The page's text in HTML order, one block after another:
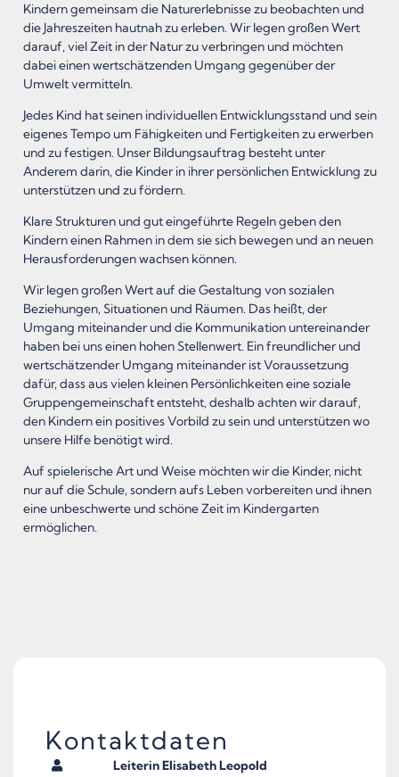
Kindern gemeinsam die Naturerlebnisse zu beobachten und
die Jahreszeiten hautnah zu erleben. Wir legen großen Wert
darauf, viel Zeit in der Natur zu verbringen und möchten
dabei einen wertschätzenden Umgang gegenüber der
Umwelt vermitteln.
Jedes Kind hat seinen individuellen Entwicklungsstand und sein
eigenes Tempo um Fähigkeiten und Fertigkeiten zu erwerben
und zu festigen. Unser Bildungsauftrag besteht unter
Anderem darin, die Kinder in ihrer persönlichen Entwicklung zu
unterstützen und zu fördern.
Klare Strukturen und gut eingeführte Regeln geben den
Kindern einen Rahmen in dem sie sich bewegen und an neuen
Herausforderungen wachsen können.
Wir legen großen Wert auf die Gestaltung von sozialen
Beziehungen, Situationen und Räumen. Das heißt, der
Umgang miteinander und die Kommunikation untereinander
haben bei uns einen hohen Stellenwert. Ein freundlicher und
wertschätzender Umgang miteinander ist Voraussetzung
dafür, dass aus vielen kleinen Persönlichkeiten eine soziale
Gruppengemeinschaft entsteht, deshalb achten wir darauf,
den Kindern ein positives Vorbild zu sein und unterstützen wo
unsere Hilfe benötigt wird.
Auf spielerische Art und Weise möchten wir die Kinder, nicht
nur auf die Schule, sondern aufs Leben vorbereiten und ihnen
eine unbeschwerte und schöne Zeit im Kindergarten
ermöglichen.
Kontaktdaten
Leiterin Elisabeth Leopold